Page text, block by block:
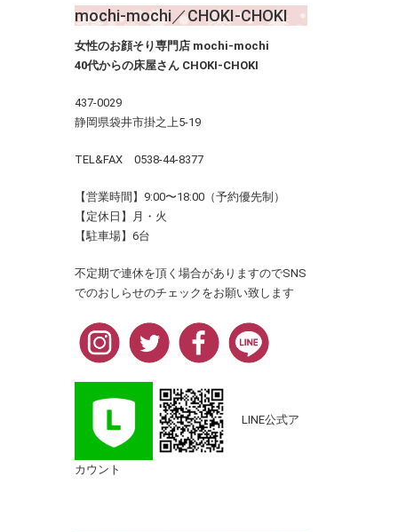
mochi-mochi／CHOKI-CHOKI
女性のお顔そり専門店 mochi-mochi
40代からの床屋さん CHOKI-CHOKI
437-0029
静岡県袋井市掛之上5-19
TEL&FAX 0538-44-8377
【営業時間】9:00〜18:00（予約優先制）
【定休日】月・火
【駐車場】6台
不定期で連休を頂く場合がありますのでSNS
でのおしらせのチェックをお願い致します
LINE公式ア
カウント